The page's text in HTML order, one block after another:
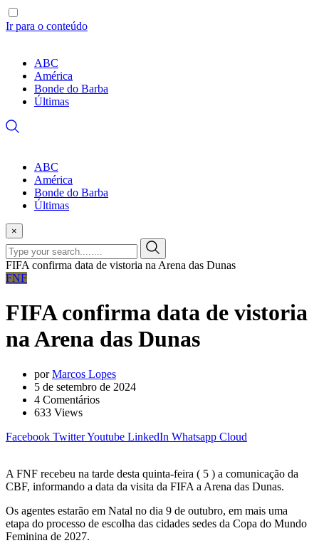
Ir para o conteúdo
ABC
América
Bonde do Barba
Últimas
ABC
América
Bonde do Barba
Últimas
×
FIFA confirma data de vistoria na Arena das Dunas
FNF
FIFA confirma data de vistoria
na Arena das Dunas
porMarcos Lopes
5 de setembro de 2024
4 Comentários
633 Views
Facebook TwitterYoutube LinkedIn Whatsapp Cloud
A FNF recebeu na tarde desta quinta-feira ( 5 ) a comunicação da
CBF, informando a data da visita da FIFA a Arena das Dunas.
Os agentes estarão em Natal no dia 9 de outubro, em mais uma
etapa do processo de escolha das cidades sedes da Copa do Mundo
Feminina de 2027.